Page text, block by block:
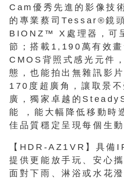
Cam優秀先進的影像技
的專業蔡司Tessar®鏡
BIONZ™ X處理器，可
節；搭載1,190萬有效
CMOS背照式感光元件
態，也能拍出無雜訊影
170度超廣角，讓取景
廣，獨家卓越的
能 ，能大幅降低移動時
佳品質穩定呈現每個生動
【HDR-AZ1VR】具備
提供更能放手玩、安心
面對下雨、淋浴或水花